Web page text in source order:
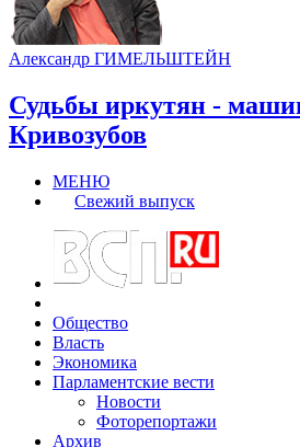
Александр ГИМЕЛЬШТЕЙН
Судьбы иркутян -
Кривозубов
МЕНЮ
Свежий выпуск
Общество
Власть
Экономика
Парламентские вести
Новости
Фоторепортажи
Архив